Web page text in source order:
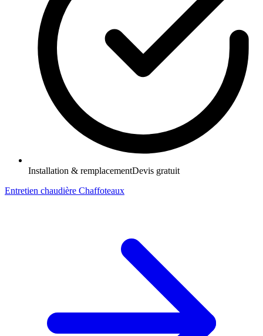
Installation & remplacementDevis gratuit
Entretien chaudière Chaffoteaux